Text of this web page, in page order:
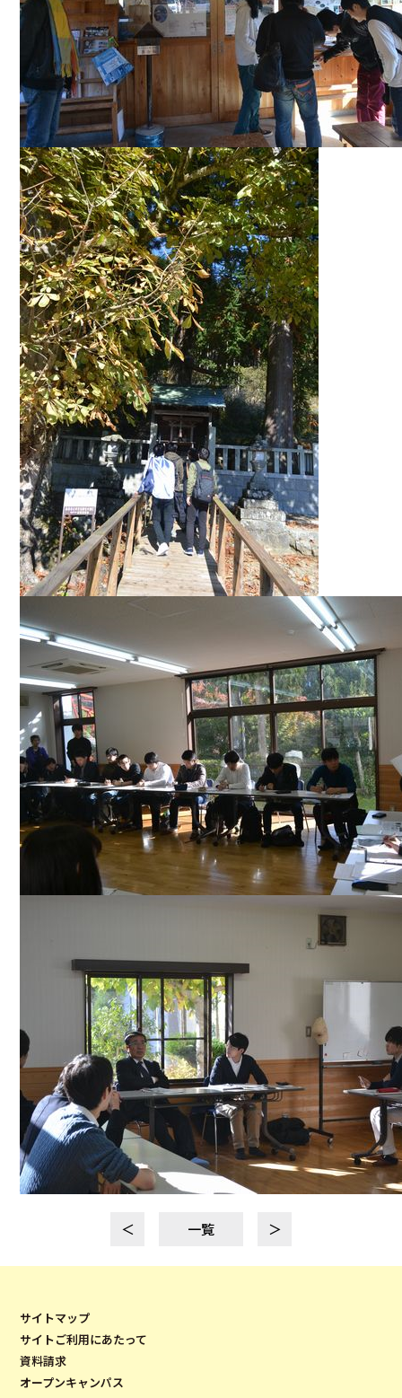
＜ 一覧 ＞
サイトマップ
サイトご利用にあたって
資料請求
オープンキャンパス